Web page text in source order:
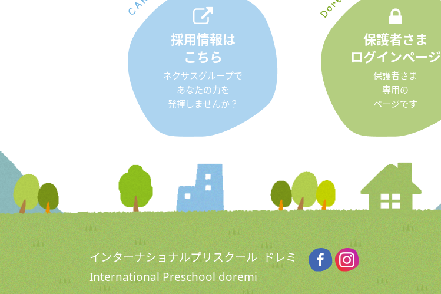
採用情報は
こちら
ネクサスグループで
あなたの力を
発揮しませんか？
保護者さま
ログインページ
保護者さま
専用の
ページです
インターナショナルプリスクール ドレミ
International Preschool doremi